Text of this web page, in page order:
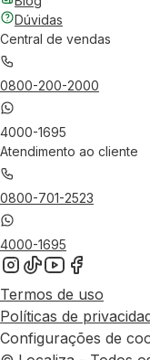
Dúvidas
Central de vendas
0800-200-2000
4000-1695
Atendimento ao cliente
0800-701-2523
4000-1695
Termos de uso
Políticas de
Configurações de